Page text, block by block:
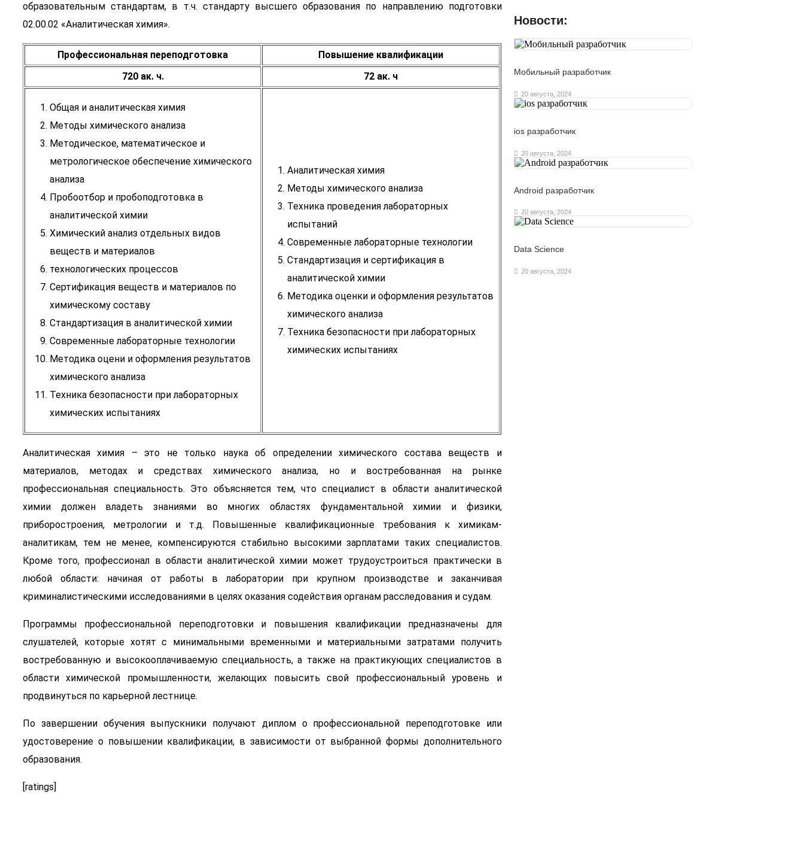
образовательным стандартам, в т.ч. стандарту высшего образования по направлению подготовки
02.00.02 «Аналитическая химия».
Профессиональная переподготовка
Повышение квалификации
720 ак. ч.
72 ак. ч
Общая и аналитическая химия
Методы химического анализа
Методическое, математическое и
метрологическое обеспечение химического
анализа
Пробоотбор и пробоподготовка в
аналитической химии
Химический анализ отдельных видов
веществ и материалов
технологических процессов
Сертификация веществ и материалов по
химическому составу
Стандартизация в аналитической химии
Современные лабораторные технологии
Методика оцени и оформления результатов
химического анализа
Техника безопасности при лабораторных
химических испытаниях
Аналитическая химия
Методы химического анализа
Техника проведения лабораторных
испытаний
Современные лабораторные технологии
Стандартизация и сертификация в
аналитической химии
Методика оценки и оформления результатов
химического анализа
Техника безопасности при лабораторных
химических испытаниях
Аналитическая химия – это не только наука об определении химического состава веществ и
материалов, методах и средствах химического анализа, но и востребованная на рынке
профессиональная специальность. Это объясняется тем, что специалист в области аналитической
химии должен владеть знаниями во многих областях фундаментальной химии и физики,
приборостроения, метрологии и т.д. Повышенные квалификационные требования к химикам-
аналитикам, тем не менее, компенсируются стабильно высокими зарплатами таких специалистов.
Кроме того, профессионал в области аналитической химии может трудоустроиться практически в
любой области: начиная от работы в лаборатории при крупном производстве и заканчивая
криминалистическими исследованиями в целях оказания содействия органам расследования и судам.
Программы профессиональной переподготовки и повышения квалификации предназначены для
слушателей, которые хотят с минимальными временными и материальными затратами получить
востребованную и высокооплачиваемую специальность, а также на практикующих специалистов в
области химической промышленности, желающих повысить свой профессиональный уровень и
продвинуться по карьерной лестнице.
По завершении обучения выпускники получают диплом о профессиональной переподготовке или
удостоверение о повышении квалификации, в зависимости от выбранной формы дополнительного
образования.
[ratings]
Новости:
Мобильный разработчик
20 августа, 2024
ios разработчик
20 августа, 2024
Android разработчик
20 августа, 2024
Data Science
20 августа, 2024